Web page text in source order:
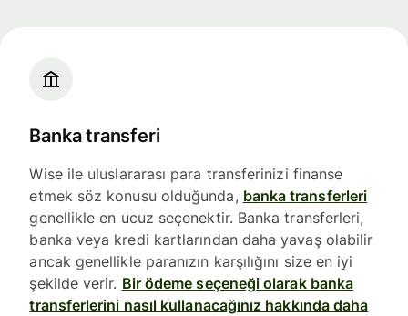
Banka transferi
Wise ile uluslararası para transferinizi finanse
etmek söz konusu olduğunda, banka transferleri
genellikle en ucuz seçenektir. Banka transferleri,
banka veya kredi kartlarından daha yavaş olabilir
ancak genellikle paranızın karşılığını size en iyi
şekilde verir. Bir ödeme seçeneği olarak banka
transferlerini nasıl kullanacağınız hakkında daha